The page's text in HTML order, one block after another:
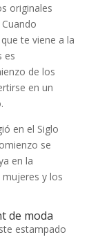
originales
te viene a la
es
de los
en un
en el Siglo
se
en la
y los
de moda
estampado